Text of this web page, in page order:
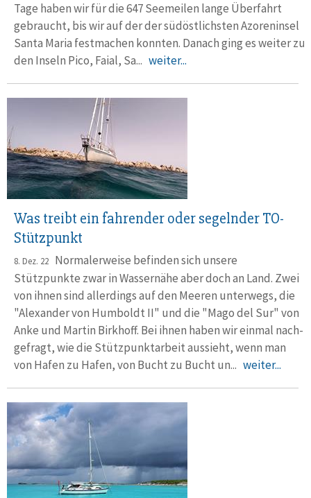
Tage haben wir für die 647 See­mei­len lange Über­fahrt
gebraucht, bis wir auf der der südöst­lichsten Azoren­insel
Santa Maria fest­machen konnten. Danach ging es weiter zu
den Inseln Pico, Faial, Sa... weiter...
Was treibt ein fahrender oder segelnder TO-
Stützpunkt
8. Dez. 22 Normalerweise befinden sich unsere
Stützpunkte zwar in Wasser­nähe aber doch an Land. Zwei
von ihnen sind aller­dings auf den Meeren unter­wegs, die
"Alexander von Humboldt II" und die "Mago del Sur" von
Anke und Martin Birkhoff. Bei ihnen haben wir einmal nach­
gefragt, wie die Stütz­punkt­arbeit aus­sieht, wenn man
von Hafen zu Hafen, von Bucht zu Bucht un... weiter...